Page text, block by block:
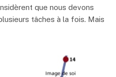
que nous devons
tâches à la fois. Mais